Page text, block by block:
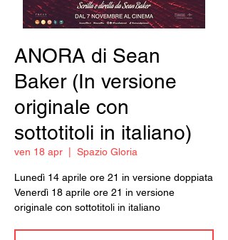
ANORA di Sean
Baker (In versione
originale con
sottotitoli in italiano)
ven 18 apr Spazio Gloria
Lunedì 14 aprile ore 21 in versione doppiata
Venerdì 18 aprile ore 21 in versione
originale con sottotitoli in italiano